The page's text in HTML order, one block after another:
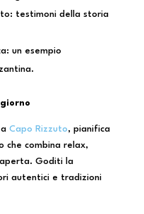
testimoni della storia
un esempio
Capo Rizzuto, pianifica
che combina relax,
Goditi la
autentici e tradizioni